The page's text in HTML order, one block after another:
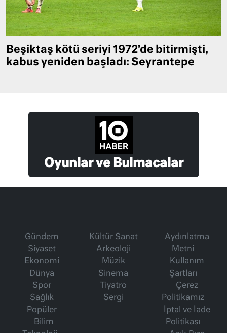
Beşiktaş kötü seriyi 1972’de bitirmişti,
kabus yeniden başladı: Seyrantepe
Oyunlar ve Bulmacalar
Gündem
Siyaset
Ekonomi
Dünya
Spor
Sağlık
Popüler
Bilim
Kültür Sanat
Arkeoloji
Müzik
Sinema
Tiyatro
Sergi
Aydınlatma
Metni
Kullanım
Şartları
Çerez
Politikamız
İptal ve İade
Politikası